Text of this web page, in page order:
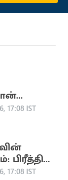
ல்
விழா
17:08 IST
பிரீத்தி
17:08 IST